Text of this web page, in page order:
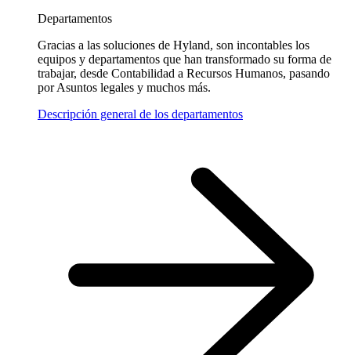
Departamentos
Gracias a las soluciones de Hyland, son incontables los
equipos y departamentos que han transformado su forma de
trabajar, desde Contabilidad a Recursos Humanos, pasando
por Asuntos legales y muchos más.
Descripción general de los departamentos